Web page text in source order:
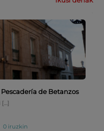
de Betanzos
[…]
0 iruzkin